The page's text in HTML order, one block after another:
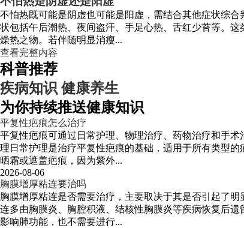
不怕热既可能是阴虚也可能是阳虚，需结合其他症状综
状包括午后潮热、夜间盗汗、手足心热、舌红少苔等。
燥热之物。若伴随明显消瘦...
查看完整内容
科普推荐
疾病知识 健康养生
为你持续推送健康知识
平复性疤痕怎么治疗
平复性疤痕可通过日常护理、物理治疗、药物治疗和手
理日常护理是治疗平复性疤痕的基础，适用于所有类型
晒霜或遮盖疤痕，因为紫外...
2026-08-06
胸膜增厚粘连要治吗
胸膜增厚粘连是否需要治疗，主要取决于其是否引起了
连多由胸膜炎、胸腔积液、结核性胸膜炎等疾病恢复后
影响肺功能，也不需要进行...